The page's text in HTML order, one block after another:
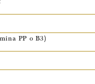
PP o B3)